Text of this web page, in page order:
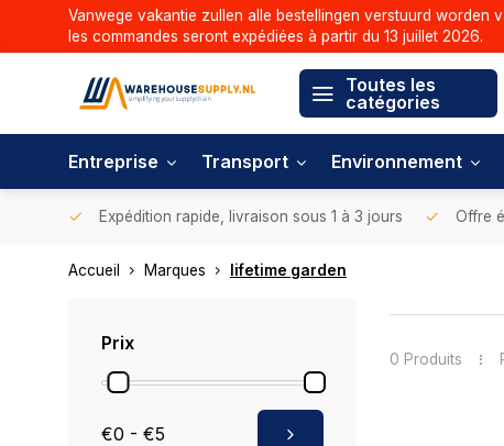
Vanwege vakantie zullen alle bestellingen verstuurd worden
les commandes seront expédiées à partir du 13 juillet 2026.
Toutes les
catégories
Entreprise Transport Environnement
Expédition rapide, livraison sous 1 à 3 jours Offre
Accueil Marques lifetime garden
Prix
€0 - €5
0 Produits